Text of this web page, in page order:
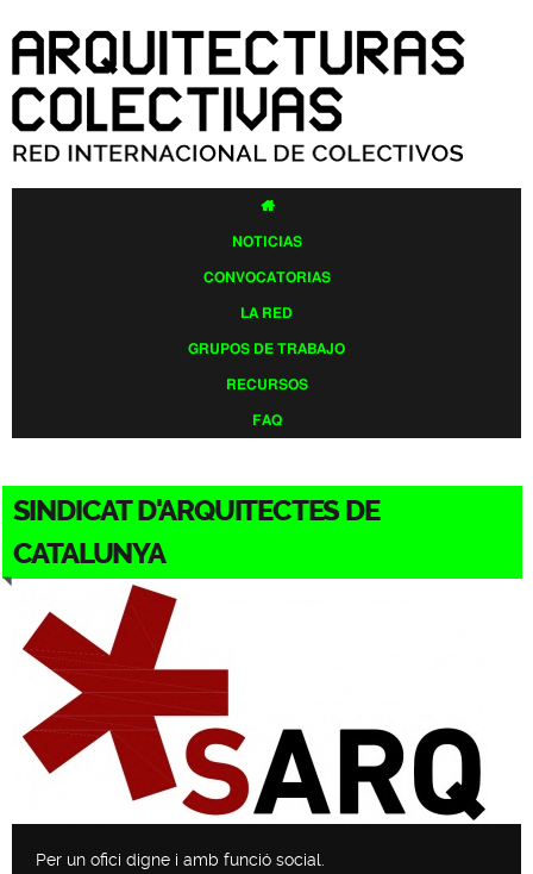
contenido
principal

NOTICIAS
CONVOCATORIAS
LA RED
GRUPOS DE TRABAJO
RECURSOS
FAQ
SINDICAT D'ARQUITECTES DE
CATALUNYA
Per un ofici digne i amb funció social.